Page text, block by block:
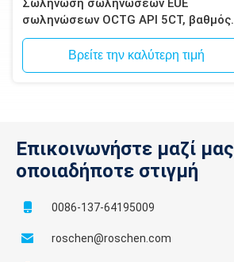
Σωλήνωση σωληνώσεων EUE
σωληνώσεων OCTG API 5CT, βαθμός
J55/K55, N80, C90, C95, P110, άκρες
EUE API 5CTΒρείτε την καλύτερη τιμή
Επικοινωνήστε μαζί μας
οποιαδήποτε στιγμή
0086-137-64195009
roschen@roschen.com